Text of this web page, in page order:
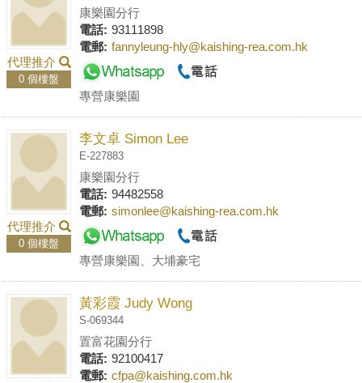
代理推介
0 個樓盤
康樂園分行
電話: 93111898
電郵: fannyleung-hly@kaishing-rea.com.hk
專營康樂園
代理推介
0 個樓盤
李文卓 Simon Lee
E-227883
康樂園分行
電話: 94482558
電郵: simonlee@kaishing-rea.com.hk
專營康樂園、大埔豪宅
黃彩霞 Judy Wong
S-069344
置富花園分行
電話: 92100417
電郵: cfpa@kaishing.com.hk